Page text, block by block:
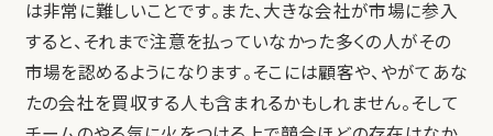
は非常に難しいことです。また、大きな会社が市場に参入
すると、それまで注意を払っていなかった多くの人がその
市場を認めるようになります。そこには顧客や、やがてあな
たの会社を買収する人も含まれるかもしれません。そして